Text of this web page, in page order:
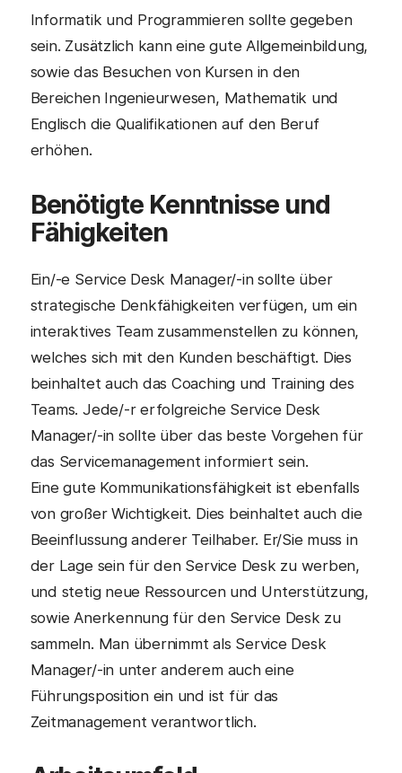
Informatik und Programmieren sollte gegeben
sein. Zusätzlich kann eine gute Allgemeinbildung,
sowie das Besuchen von Kursen in den
Bereichen Ingenieurwesen, Mathematik und
Englisch die Qualifikationen auf den Beruf
erhöhen.
Benötigte Kenntnisse und
Fähigkeiten
Ein/-e Service Desk Manager/-in sollte über
strategische Denkfähigkeiten verfügen, um ein
interaktives Team zusammenstellen zu können,
welches sich mit den Kunden beschäftigt. Dies
beinhaltet auch das Coaching und Training des
Teams. Jede/-r erfolgreiche Service Desk
Manager/-in sollte über das beste Vorgehen für
das Servicemanagement informiert sein.
Eine gute Kommunikationsfähigkeit ist ebenfalls
von großer Wichtigkeit. Dies beinhaltet auch die
Beeinflussung anderer Teilhaber. Er/Sie muss in
der Lage sein für den Service Desk zu werben,
und stetig neue Ressourcen und Unterstützung,
sowie Anerkennung für den Service Desk zu
sammeln. Man übernimmt als Service Desk
Manager/-in unter anderem auch eine
Führungsposition ein und ist für das
Zeitmanagement verantwortlich.